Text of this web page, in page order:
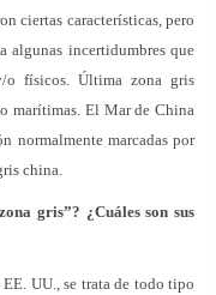
ciertas características, pero
algunas incertidumbres que
o físicos. Última zona gris
marítimas. El Mar de China
normalmente marcadas por
china.
gris”? ¿Cuáles son sus
UU., se trata de todo tipo